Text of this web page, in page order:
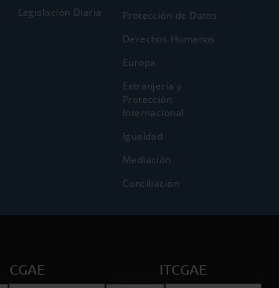
Legislación Diaria
Protección de Datos
Derechos Humanos
Europa
Extranjería y
Protección
Internacional
Igualdad
Mediación
Conciliación
CGAE ITCGAE